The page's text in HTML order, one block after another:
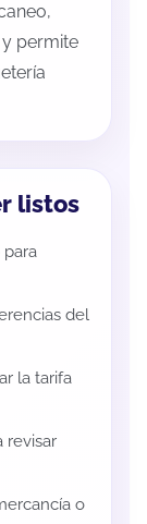
permite
listos
del
la tarifa
revisar
o